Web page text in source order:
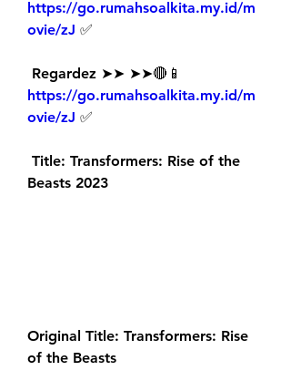
https://go.rumahsoalkita.my.id/m
ovie/zJ ✅
https://go.rumahsoalkita.my.id/m
ovie/zJ ✅
Beasts 2023
Original Title: Transformers: Rise
of the Beasts